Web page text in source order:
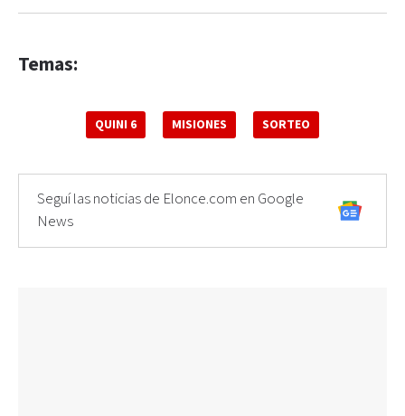
Temas:
QUINI 6 MISIONES SORTEO
Seguí las noticias de Elonce.com en Google
News